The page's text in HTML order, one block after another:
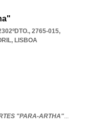
2765-015,
, LISBOA
"PARA-ARTHA"...